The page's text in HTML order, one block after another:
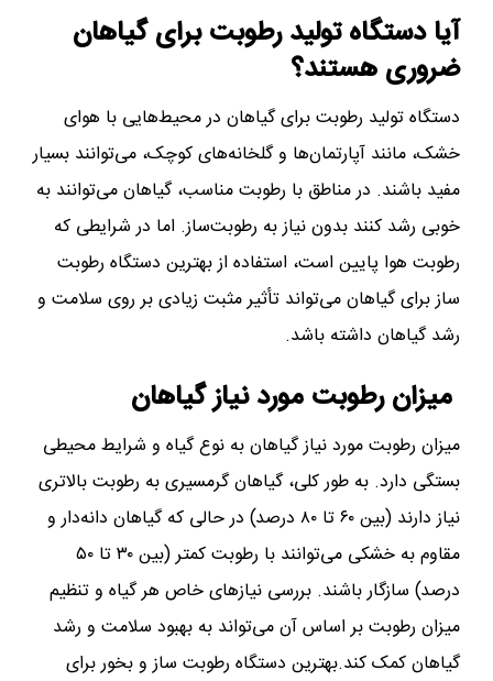
آیا دستگاه‌ تولید رطوبت برای گیاهان
ضروری هستند؟
دستگاه‌ تولید رطوبت برای گیاهان در محیط‌هایی با هوای
خشک، مانند آپارتمان‌ها و گلخانه‌های کوچک، می‌توانند بسیار
مفید باشند. در مناطق با رطوبت مناسب، گیاهان می‌توانند به
خوبی رشد کنند بدون نیاز به رطوبت‌ساز. اما در شرایطی که
رطوبت هوا پایین است، استفاده از بهترین دستگاه‌ رطوبت
ساز برای گیاهان می‌تواند تأثیر مثبت زیادی بر روی سلامت و
رشد گیاهان داشته باشد.
میزان رطوبت مورد نیاز گیاهان
میزان رطوبت مورد نیاز گیاهان به نوع گیاه و شرایط محیطی
بستگی دارد. به طور کلی، گیاهان گرمسیری به رطوبت بالاتری
نیاز دارند (بین ۶۰ تا ۸۰ درصد) در حالی که گیاهان دانه‌دار و
مقاوم به خشکی می‌توانند با رطوبت کمتر (بین ۳۰ تا ۵۰
درصد) سازگار باشند. بررسی نیازهای خاص هر گیاه و تنظیم
میزان رطوبت بر اساس آن می‌تواند به بهبود سلامت و رشد
گیاهان کمک کند.بهترین دستگاه‌ رطوبت ساز و بخور برای